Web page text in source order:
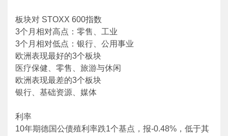
板块对 STOXX 600指数
3个月相对高点：零售、工业
3个月相对低点：银行、公用事业
欧洲表现最好的3个板块
医疗保健、零售、旅游与休闲
欧洲表现最差的3个板块
银行、基础资源、媒体
利率
10年期德国公债殖利率跌1个基点，报-0.48%，低于其